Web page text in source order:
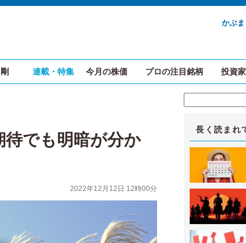
かぶ
連載・特集 今月の株価 プロの注目銘柄 投資
でも明暗が分か
2022年12月12日 12時00分
長く読まれ